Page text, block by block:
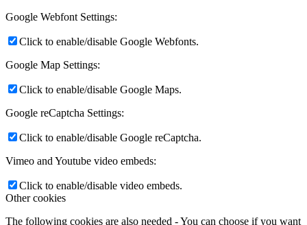
Google Webfont Settings:
Click to enable/disable Google Webfonts.
Google Map Settings:
Click to enable/disable Google Maps.
Google reCaptcha Settings:
Click to enable/disable Google reCaptcha.
Vimeo and Youtube video embeds:
Click to enable/disable video embeds.
Other cookies
The following cookies are also needed - You can choose if you want